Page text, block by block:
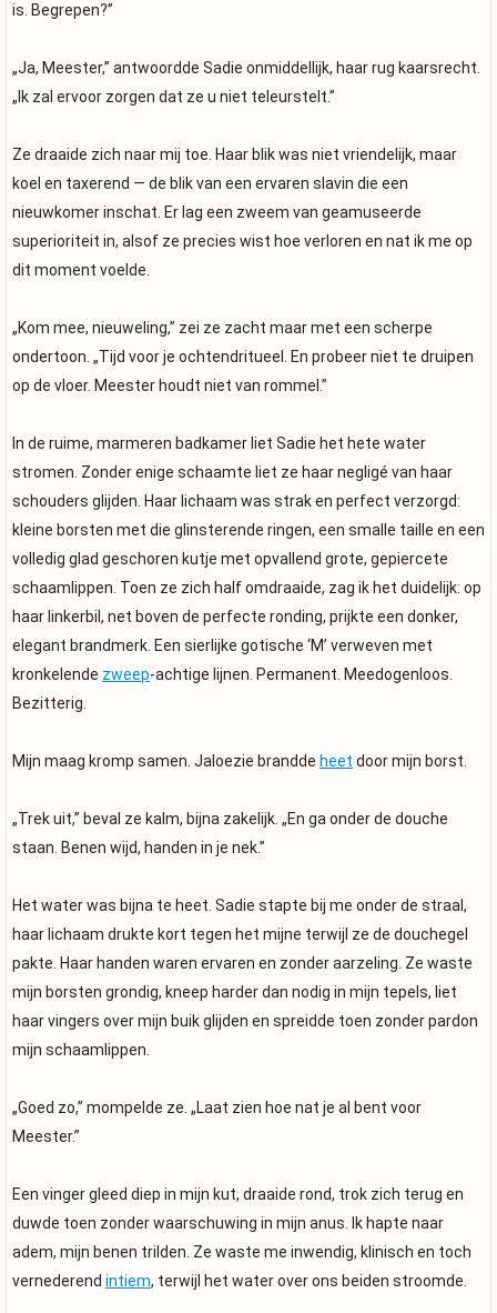
is. Begrepen?”
„Ja, Meester,” antwoordde Sadie onmiddellijk, haar rug kaarsrecht.
„Ik zal ervoor zorgen dat ze u niet teleurstelt.”
Ze draaide zich naar mij toe. Haar blik was niet vriendelijk, maar
koel en taxerend — de blik van een ervaren slavin die een
nieuwkomer inschat. Er lag een zweem van geamuseerde
superioriteit in, alsof ze precies wist hoe verloren en nat ik me op
dit moment voelde.
„Kom mee, nieuweling,” zei ze zacht maar met een scherpe
ondertoon. „Tijd voor je ochtendritueel. En probeer niet te druipen
op de vloer. Meester houdt niet van rommel.”
In de ruime, marmeren badkamer liet Sadie het hete water
stromen. Zonder enige schaamte liet ze haar negligé van haar
schouders glijden. Haar lichaam was strak en perfect verzorgd:
kleine borsten met die glinsterende ringen, een smalle taille en een
volledig glad geschoren kutje met opvallend grote, gepiercete
schaamlippen. Toen ze zich half omdraaide, zag ik het duidelijk: op
haar linkerbil, net boven de perfecte ronding, prijkte een donker,
elegant brandmerk. Een sierlijke gotische ‘M’ verweven met
kronkelende zweep-achtige lijnen. Permanent. Meedogenloos.
Bezitterig.
Mijn maag kromp samen. Jaloezie brandde heet door mijn borst.
„Trek uit,” beval ze kalm, bijna zakelijk. „En ga onder de douche
staan. Benen wijd, handen in je nek.”
Het water was bijna te heet. Sadie stapte bij me onder de straal,
haar lichaam drukte kort tegen het mijne terwijl ze de douchegel
pakte. Haar handen waren ervaren en zonder aarzeling. Ze waste
mijn borsten grondig, kneep harder dan nodig in mijn tepels, liet
haar vingers over mijn buik glijden en spreidde toen zonder pardon
mijn schaamlippen.
„Goed zo,” mompelde ze. „Laat zien hoe nat je al bent voor
Meester.”
Een vinger gleed diep in mijn kut, draaide rond, trok zich terug en
duwde toen zonder waarschuwing in mijn anus. Ik hapte naar
adem, mijn benen trilden. Ze waste me inwendig, klinisch en toch
vernederend intiem, terwijl het water over ons beiden stroomde.